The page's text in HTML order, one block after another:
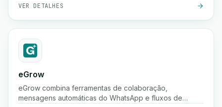
VER DETALHES
eGrow
eGrow combina ferramentas de colaboração,
mensagens automáticas do WhatsApp e fluxos de